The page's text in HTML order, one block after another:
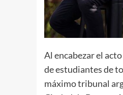
Al encabezar el
de estudiantes de
máximo tribunal